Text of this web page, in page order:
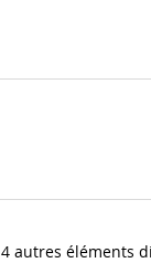
4 autres éléments